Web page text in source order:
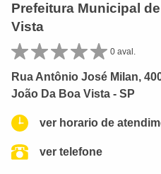
Prefeitura Municipal
Vista
0 aval.
Rua Antônio José Milan,
João Da Boa Vista - SP
ver horario de
ver telefone